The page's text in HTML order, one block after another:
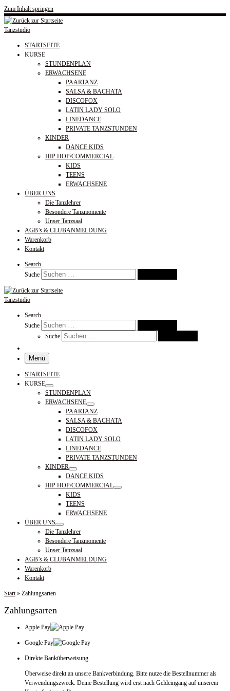
Zum Inhalt springen
Tanzstudio
STARTSEITE
KURSE
STUNDENPLAN
ERWACHSENE
PAARTANZ
SALSA & BACHATA
DISCOFOX
LATIN LADY SOLO
LINEDANCE
PRIVATE TANZSTUNDEN
KINDER
DANCE KIDS
HIP HOP/COMMERCIAL
KIDS
TEENS
ERWACHSENE
ÜBER UNS
Die Tanzlehrer
Besondere Tanzmomente
Unser Tanzsaal
AGB’s & CLUBANMELDUNG
Warenkorb
Kontakt
Search
Suche
Tanzstudio
Search
Suche
Suche
Menü
STARTSEITE
KURSE
STUNDENPLAN
ERWACHSENE
PAARTANZ
SALSA & BACHATA
DISCOFOX
LATIN LADY SOLO
LINEDANCE
PRIVATE TANZSTUNDEN
KINDER
DANCE KIDS
HIP HOP/COMMERCIAL
KIDS
TEENS
ERWACHSENE
ÜBER UNS
Die Tanzlehrer
Besondere Tanzmomente
Unser Tanzsaal
AGB’s & CLUBANMELDUNG
Warenkorb
Kontakt
Start » Zahlungsarten
Zahlungsarten
Apple Pay
Google Pay
Direkte Banküberweisung
Überweise direkt an unsere Bankverbindung. Bitte nutze die Bestellnummer als
Verwendungszweck. Deine Bestellung wird erst nach Geldeingang auf unserem